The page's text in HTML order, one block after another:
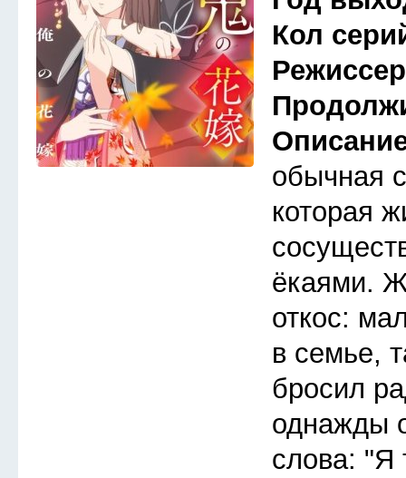
Кол
обычная
которая
ёкаями.
откос:
в семье,
бросил
однажды
слова: "Я